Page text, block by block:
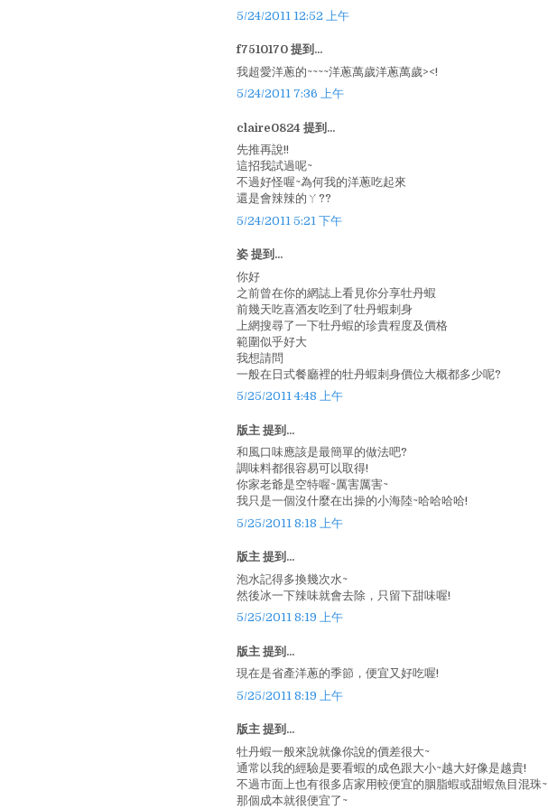
5/24/2011 12:52 上午
f7510170 提到...
我超愛洋蔥的~~~~洋蔥萬歲洋蔥萬歲><!
5/24/2011 7:36 上午
claire0824 提到...
先推再說!!
這招我試過呢~
不過好怪喔~為何我的洋蔥吃起來
還是會辣辣的ㄚ??
5/24/2011 5:21 下午
姿 提到...
你好
之前曾在你的網誌上看見你分享牡丹蝦
前幾天吃喜酒友吃到了牡丹蝦刺身
上網搜尋了一下牡丹蝦的珍貴程度及價格
範圍似乎好大
我想請問
一般在日式餐廳裡的牡丹蝦刺身價位大概都多少呢?
5/25/2011 4:48 上午
版主 提到...
和風口味應該是最簡單的做法吧?
調味料都很容易可以取得!
你家老爺是空特喔~厲害厲害~
我只是一個沒什麼在出操的小海陸~哈哈哈哈!
5/25/2011 8:18 上午
版主 提到...
泡水記得多換幾次水~
然後冰一下辣味就會去除，只留下甜味喔!
5/25/2011 8:19 上午
版主 提到...
現在是省產洋蔥的季節，便宜又好吃喔!
5/25/2011 8:19 上午
版主 提到...
牡丹蝦一般來說就像你說的價差很大~
通常以我的經驗是要看蝦的成色跟大小~越大好像是越貴!
不過市面上也有很多店家用較便宜的胭脂蝦或甜蝦魚目混珠~
那個成本就很便宜了~